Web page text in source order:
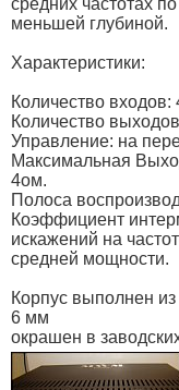
средних частотах
меньшей глубиной.
Характеристики:
Количество входов:
Количество
Управление: на
Максимальная
4ом.
Полоса
Коэффициент
искажений на
средней мощности.
Корпус выполнен
6 мм
окрашен в